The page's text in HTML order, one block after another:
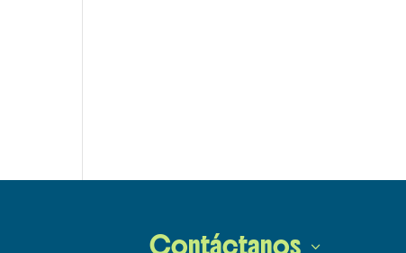
Contáctanos